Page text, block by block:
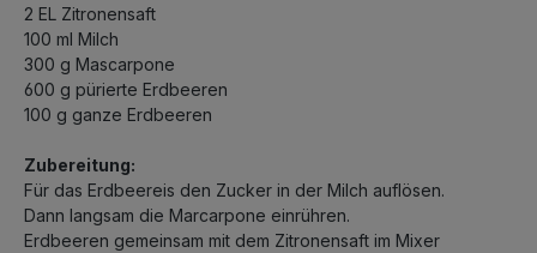
2 EL Zitronensaft
100 ml Milch
300 g Mascarpone
600 g pürierte Erdbeeren
100 g ganze Erdbeeren
Zubereitung:
Für das Erdbeereis den Zucker in der Milch auflösen.
Dann langsam die Marcarpone einrühren.
Erdbeeren gemeinsam mit dem Zitronensaft im Mixer